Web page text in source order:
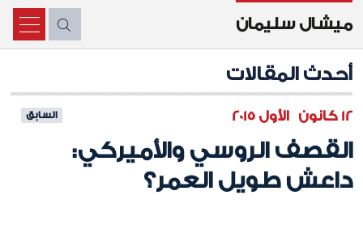
ميشال سليمان X
أحدث المقالات
12 كانون الأول 2015 السابق
القصف الروسي والأميركي:
داعش طويل العمر؟